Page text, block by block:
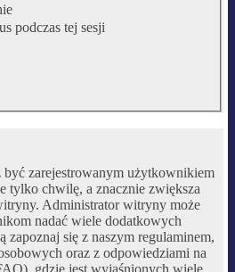
podczas tej sesji
być zarejestrowanym użytkownikiem
tylko chwilę, a znacznie zwiększa
Administrator witryny może
nadać wiele dodatkowych
zapoznaj się z naszym regulaminem,
oraz z odpowiedziami na